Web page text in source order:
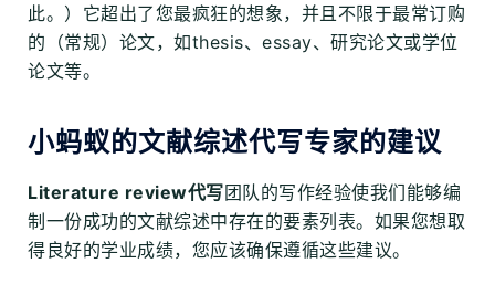
此。）它超出了您最疯狂的想象，并且不限于最常订购
的（常规）论文，如thesis、essay、研究论文或学位
论文等。
小蚂蚁的文献综述代写专家的建议
Literature review代写团队的写作经验使我们能够编
制一份成功的文献综述中存在的要素列表。如果您想取
得良好的学业成绩，您应该确保遵循这些建议。